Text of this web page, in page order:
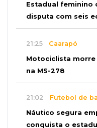
Estadual feminino
disputa com seis
21:25 Caarapó
Motociclista
na MS-278
21:02 Futebol de
Náutico segura
conquista o